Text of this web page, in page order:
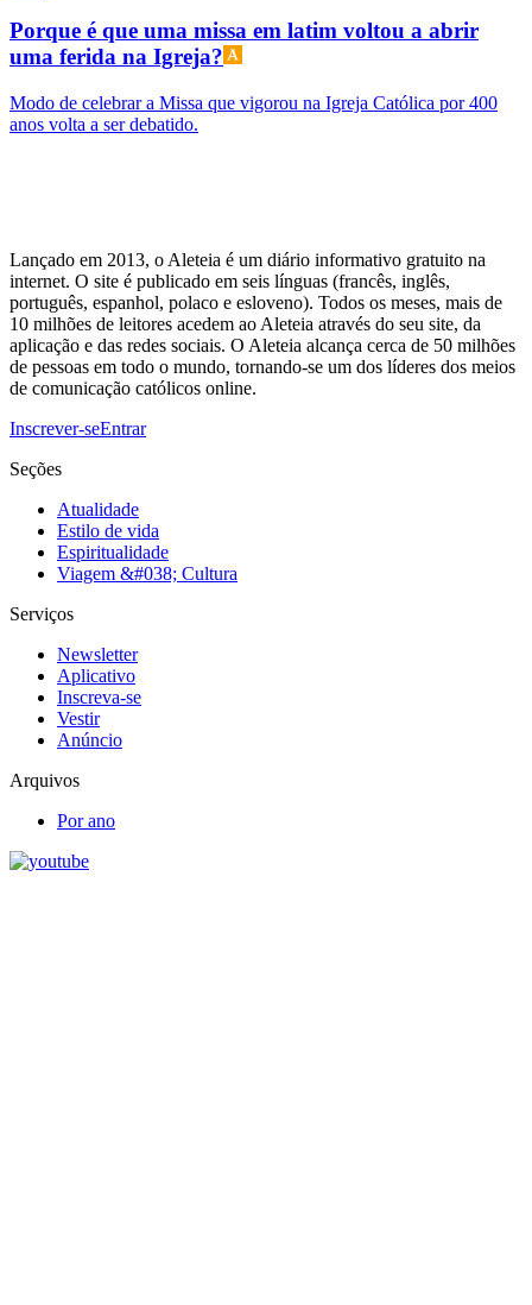
Porque é que uma missa em latim voltou a abrir
uma ferida na Igreja?
Modo de celebrar a Missa que vigorou na Igreja Católica por 400
anos volta a ser debatido.
Lançado em 2013, o Aleteia é um diário informativo gratuito na
internet. O site é publicado em seis línguas (francês, inglês,
português, espanhol, polaco e esloveno). Todos os meses, mais de
10 milhões de leitores acedem ao Aleteia através do seu site, da
aplicação e das redes sociais. O Aleteia alcança cerca de 50 milhões
de pessoas em todo o mundo, tornando-se um dos líderes dos meios
de comunicação católicos online.
Inscrever-seEntrar
Seções
Atualidade
Estilo de vida
Espiritualidade
Viagem &#038; Cultura
Serviços
Newsletter
Aplicativo
Inscreva-se
Vestir
Anúncio
Arquivos
Por ano